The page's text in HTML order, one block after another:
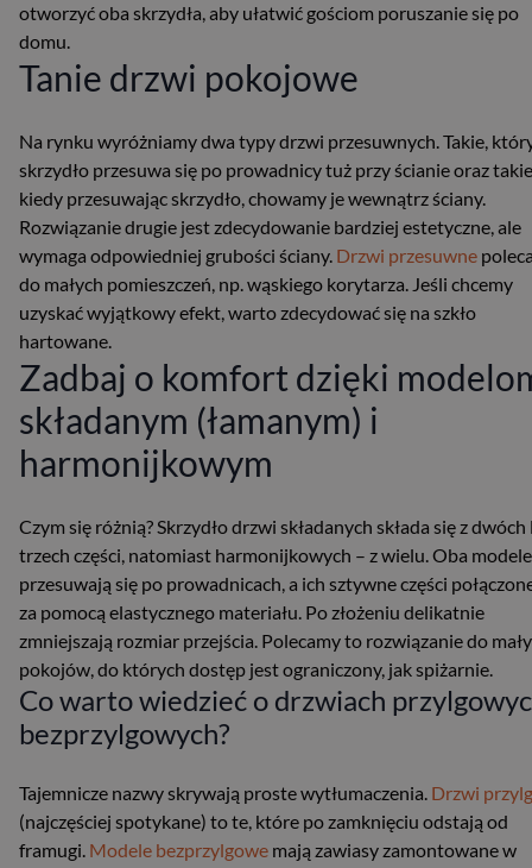
otworzyć oba skrzydła, aby ułatwić gościom poruszanie się po
domu.
Tanie drzwi pokojowe
Na rynku wyróżniamy dwa typy drzwi przesuwnych. Takie,
skrzydło przesuwa się po prowadnicy tuż przy ścianie oraz
kiedy przesuwając skrzydło, chowamy je wewnątrz ściany.
Rozwiązanie drugie jest zdecydowanie bardziej estetyczne, ale
wymaga odpowiedniej grubości ściany. Drzwi przesuwne
do małych pomieszczeń, np. wąskiego korytarza. Jeśli chcemy
uzyskać wyjątkowy efekt, warto zdecydować się na szkło
hartowane.
Zadbaj o komfort dzięki
składanym (łamanym) i
harmonijkowym
Czym się różnią? Skrzydło drzwi składanych składa się z dwóch
trzech części, natomiast harmonijkowych – z wielu. Oba modele
przesuwają się po prowadnicach, a ich sztywne części
za pomocą elastycznego materiału. Po złożeniu delikatnie
zmniejszają rozmiar przejścia. Polecamy to rozwiązanie do
pokojów, do których dostęp jest ograniczony, jak spiżarnie.
Co warto wiedzieć o drzwiach
bezprzylgowych?
Tajemnicze nazwy skrywają proste wytłumaczenia. Drzwi
(najczęściej spotykane) to te, które po zamknięciu odstają od
framugi. Modele bezprzylgowe mają zawiasy zamontowane w